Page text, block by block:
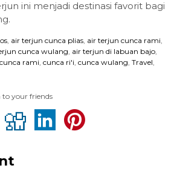
ini menjadi destinasi favorit bagi
, air terjun cunca plias, air terjun cunca rami,
cunca wulang, air terjun di labuan bajo,
cunca rami, cunca ri'i, cunca wulang, Travel,
your friends